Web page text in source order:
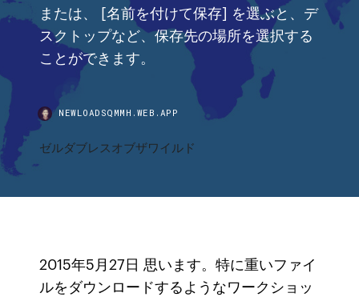
または、 [名前を付けて保存] を選ぶと、デ
スクトップなど、保存先の場所を選択する
ことができます。
NEWLOADSQMMH.WEB.APP
ゼルダブレスオブザワイルド
2015年5月27日 思います。特に重いファイ
ルをダウンロードするようなワークショッ